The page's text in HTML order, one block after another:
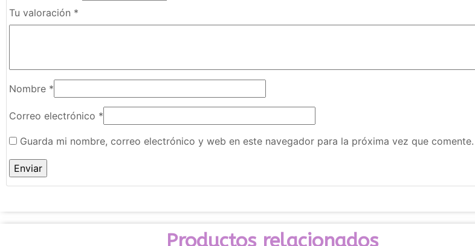
Tu valoración *
Nombre *
Correo electrónico *
Guarda mi nombre, correo electrónico y web en este navegador para la próxima vez que comente.
Productos relacionados